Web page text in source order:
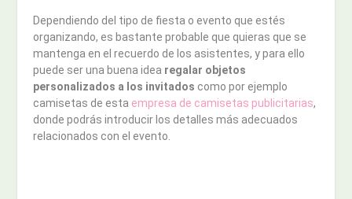
Dependiendo del tipo de fiesta o evento que estés
organizando, es bastante probable que quieras que se
mantenga en el recuerdo de los asistentes, y para ello
puede ser una buena idea regalar objetos
personalizados a los invitados como por ejemplo
camisetas de esta empresa de camisetas publicitarias,
donde podrás introducir los detalles más adecuados
relacionados con el evento.